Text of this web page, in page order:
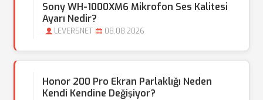
Sony WH-1000XM6 Mikrofon Ses Kalitesi
Ayarı Nedir?
LEVERSNET 08.08.2026
Honor 200 Pro Ekran Parlaklığı Neden
Kendi Kendine Değişiyor?